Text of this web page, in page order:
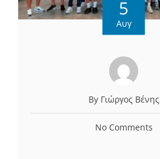
5
Αυγ
By Γιώργος Βένης
No Comments